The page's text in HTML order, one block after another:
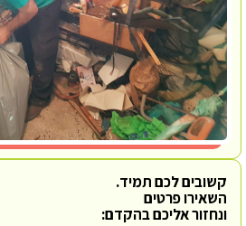
קשובים לכם תמיד.
השאירו פרטים
ונחזור אליכם בהקדם: